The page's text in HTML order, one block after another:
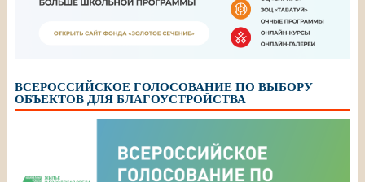
ВСЕРОССИЙСКОЕ ГОЛОСОВАНИЕ ПО ВЫБОРУ
ОБЪЕКТОВ ДЛЯ БЛАГОУСТРОЙСТВА